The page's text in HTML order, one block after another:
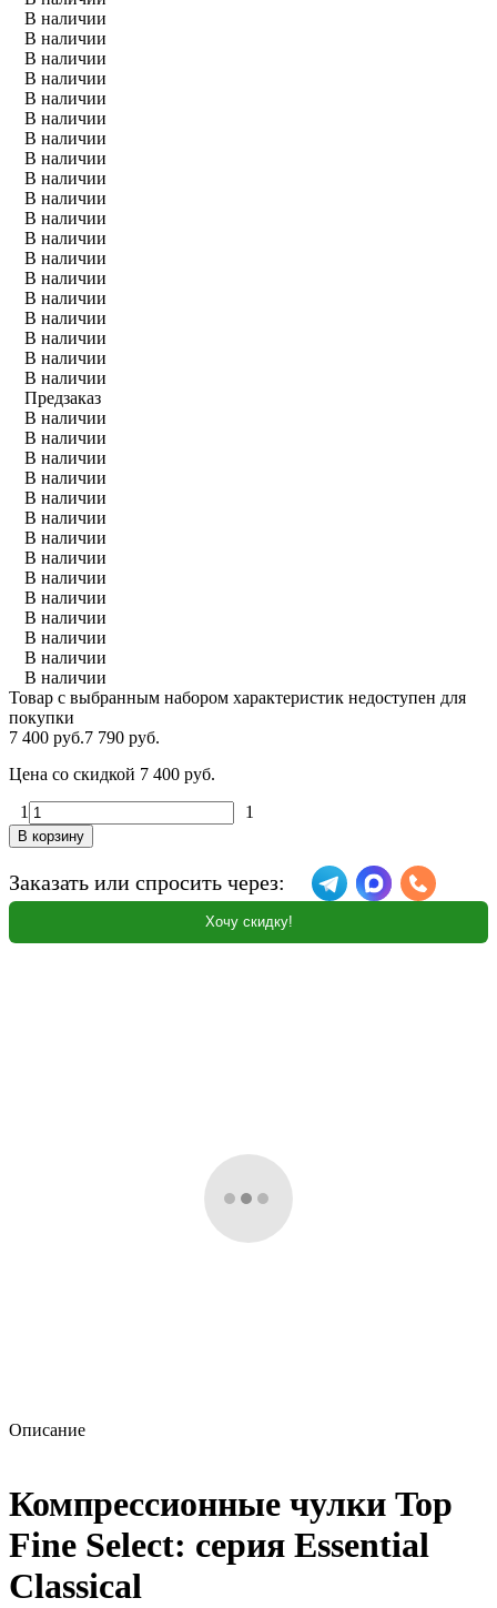
В наличии
В наличии
В наличии
В наличии
В наличии
В наличии
В наличии
В наличии
В наличии
В наличии
В наличии
В наличии
В наличии
В наличии
В наличии
В наличии
В наличии
В наличии
В наличии
Предзаказ
В наличии
В наличии
В наличии
В наличии
В наличии
В наличии
В наличии
В наличии
В наличии
В наличии
В наличии
В наличии
В наличии
В наличии
Товар с выбранным набором характеристик недоступен для
покупки
7 400 руб.7 790 руб.
Цена со скидкой 7 400 руб.
1
1
В корзину
Заказать или спросить через:
Хочу скидку!
Описание
Компрессионные чулки Top
Fine Select: серия Essential
Classical